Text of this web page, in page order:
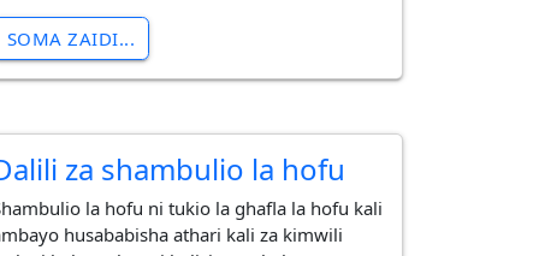
SOMA ZAIDI...
za shambulio la hofu
la hofu ni tukio la ghafla la hofu kali
husababisha athari kali za kimwili